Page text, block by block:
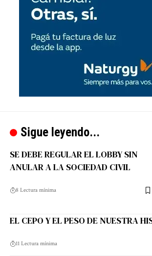
Sigue leyendo...
SE DEBE REGULAR EL LOBBY SIN
ANULAR A LA SOCIEDAD CIVIL
8 Lectura mínima
EL CEPO Y EL PESO DE NUESTRA
11 Lectura mínima